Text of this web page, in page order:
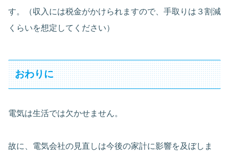
す。（収入には税金がかけられますので、手取りは３割減
くらいを想定してください）
おわりに
電気は生活では欠かせません。
故に、電気会社の見直しは今後の家計に影響を及ぼしま